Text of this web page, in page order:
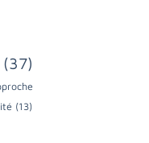
(37)
(13)